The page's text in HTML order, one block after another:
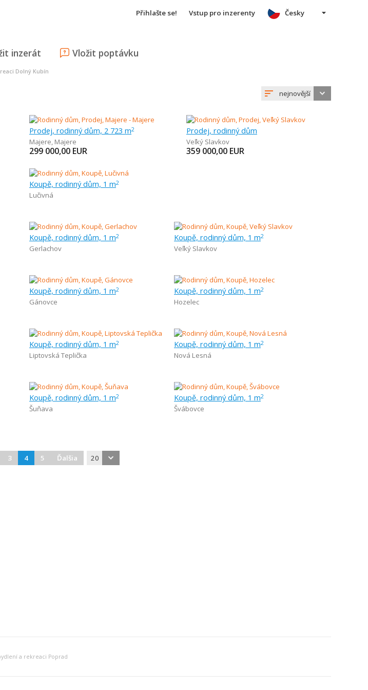
Přihlašte se! Vstup pro inzerenty
inzerát Vložit poptávku
Česky
Dolný Kubín
nejnovější
Prodej, rodinný dům, 2 723 m2
Majere, Majere
299 000,00 EUR
Prodej, rodinný dům
Veľký Slavkov
359 000,00 EUR
Koupě, rodinný dům, 1 m2
Lučivná
Koupě, rodinný dům, 1 m2
Gerlachov
Koupě, rodinný dům, 1 m2
Veľký Slavkov
Koupě, rodinný dům, 1 m2
Gánovce
Koupě, rodinný dům, 1 m2
Hozelec
Koupě, rodinný dům, 1 m2
Liptovská Teplička
Koupě, rodinný dům, 1 m2
Nová Lesná
Koupě, rodinný dům, 1 m2
Šuňava
Koupě, rodinný dům, 1 m2
Švábovce
3 4 5 Ďalšia 20
a rekreaci Poprad